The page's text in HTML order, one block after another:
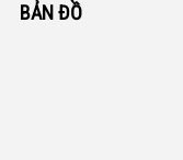
BẢN ĐỒ